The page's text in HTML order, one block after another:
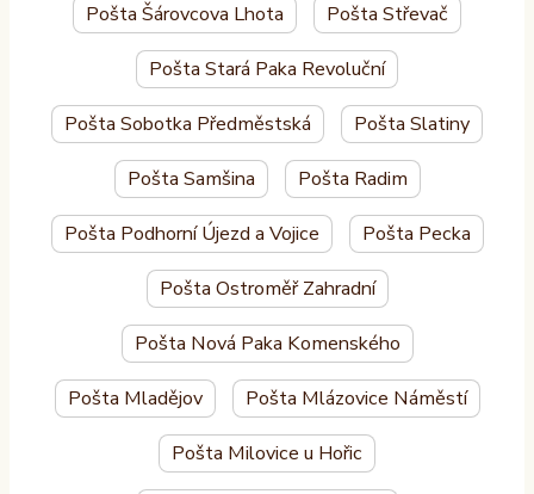
Pošta Šárovcova Lhota Pošta Střevač
Pošta Stará Paka Revoluční
Pošta Sobotka Předměstská Pošta Slatiny
Pošta Samšina Pošta Radim
Pošta Podhorní Újezd a Vojice Pošta Pecka
Pošta Ostroměř Zahradní
Pošta Nová Paka Komenského
Pošta Mladějov Pošta Mlázovice Náměstí
Pošta Milovice u Hořic